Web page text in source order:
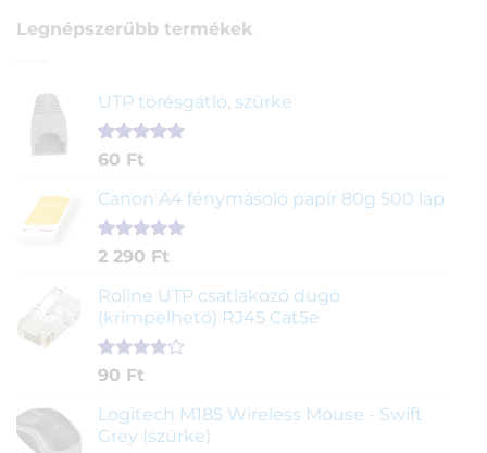
Legnépszerűbb termékek
UTP törésgátló, szürke
Értékelés
ből,
1
értékelés
alapján
60 Ft
Canon A4 fénymásoló papír 80g 500 lap
Értékelés
ből,
2
értékelés
alapján
2 290 Ft
Roline UTP csatlakozó dugó
(krimpelhető) RJ45 Cat5e
Értékelés
5-ből,
2
értékelés
alapján
90 Ft
Logitech M185 Wireless Mouse - Swift
Grey (szürke)